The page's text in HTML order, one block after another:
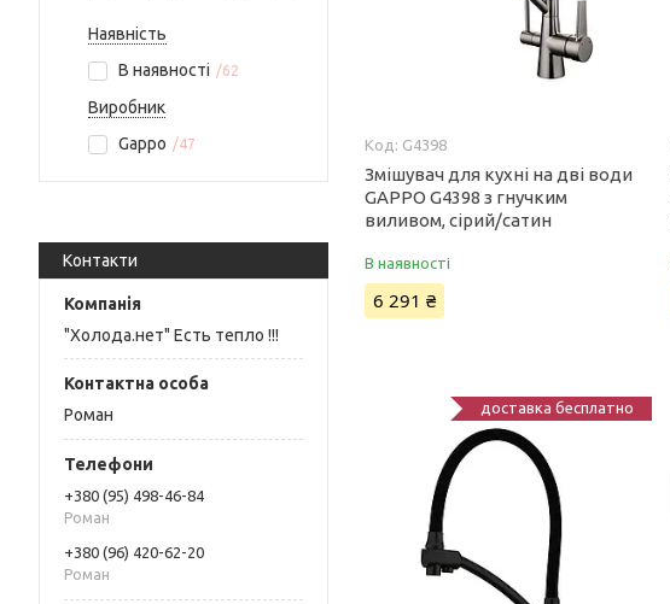
Наявність
В наявності
62
Виробник
Gappo
47
Контакти
"Холода.нет" Есть тепло !!!
Роман
+380 (95) 498-46-84
Роман
+380 (96) 420-62-20
Роман
G4398
Змішувач для кухні на дві води
GAPPO G4398 з гнучким
виливом, сірий/сатин
В наявності
6 291 ₴
доставка бесплатно